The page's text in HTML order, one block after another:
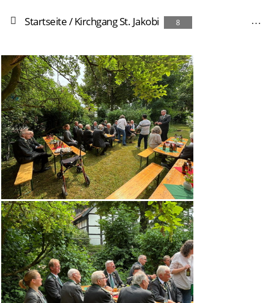
Startseite/Kirchgang St. Jakobi 8